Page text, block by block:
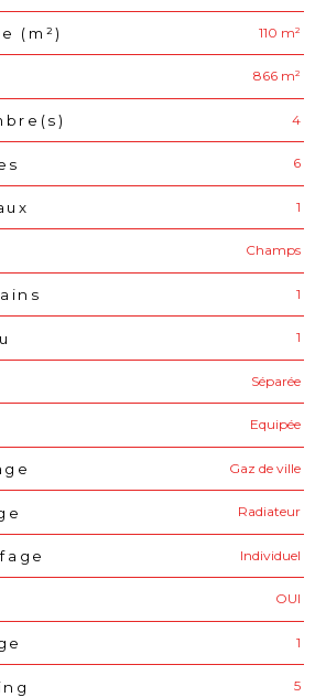
(m²) 110 m²
866 m²
4
6
1
Champs
1
1
Séparée
Equipée
Gaz de ville
Radiateur
Individuel
OUI
1
5